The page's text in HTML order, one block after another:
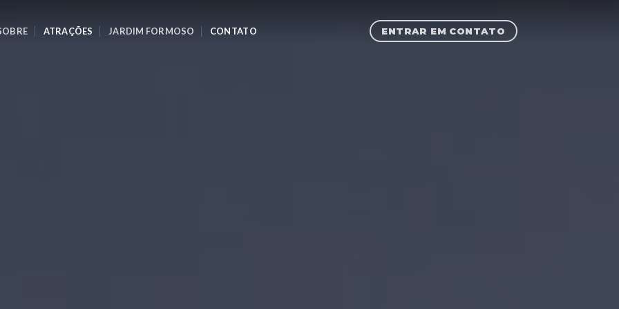
ATRAÇÕES JARDIM FORMOSO CONTATO ENTRAR EM CONTATO